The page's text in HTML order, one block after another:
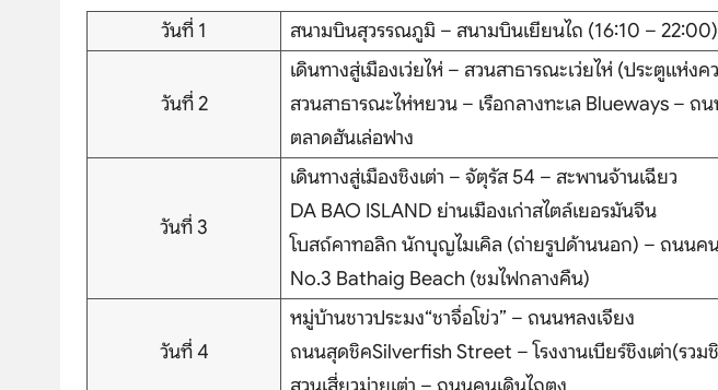
วันที่ 1 สนามบินสุวรรณภูมิ – สนามบินเยียนไถ (16:10 – 22:00)
วันที่ 2
เดินทางสู่เมืองเว่ยไห่ – สวนสาธารณะเว่ยไห่ (ประตูแห่ง
สวนสาธารณะไห่หยวน – เรือกลางทะเล Blueways – ถน
ตลาดฮันเล่อฟาง
วันที่ 3
เดินทางสู่เมืองชิงเต่า – จัตุรัส 54 – สะพานจ้านเฉียว
DA BAO ISLAND ย่านเมืองเก่าสไตล์เยอรมันจีน
โบสถ์คาทอลิก นักบุญไมเคิล (ถ่ายรูปด้านนอก) – ถนนค
No.3 Bathaig Beach (ชมไฟกลางคืน)
วันที่ 4
หมู่บ้านชาวประมง“ชาจื่อโข่ว” – ถนนหลงเจียง
ถนนสุดชิคSilverfish Street – โรงงานเบียร์ชิงเต่า(รวม